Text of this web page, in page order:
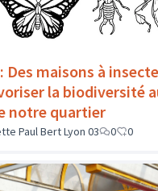
Des maisons à
la biodiversité
notre quartier
Paul Bert Lyon 03 0 0